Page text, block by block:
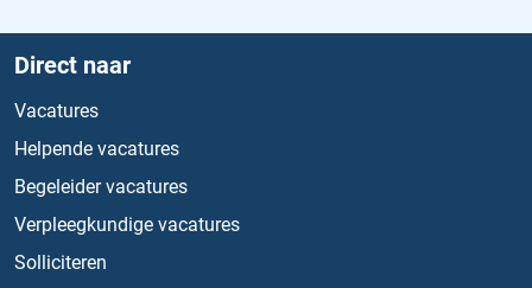
Direct naar
Vacatures
Helpende vacatures
Begeleider vacatures
Verpleegkundige vacatures
Solliciteren